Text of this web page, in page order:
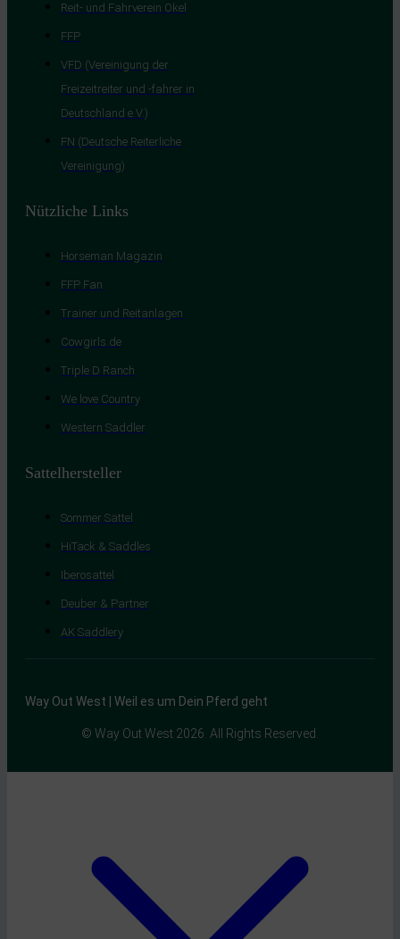
Reit- und Fahrverein Okel
FFP
VFD (Vereinigung der
Freizeitreiter und -fahrer in
Deutschland e.V.)
FN (Deutsche Reiterliche
Vereinigung)
Nützliche Links
Horseman Magazin
FFP Fan
Trainer und Reitanlagen
Cowgirls.de
Triple D Ranch
We love Country
Western Saddler
Sattelhersteller
Sommer Sättel
HiTack & Saddles
Iberosattel
Deuber & Partner
AK Saddlery
Way Out West | Weil es um Dein Pferd geht
© Way Out West 2026. All Rights Reserved.